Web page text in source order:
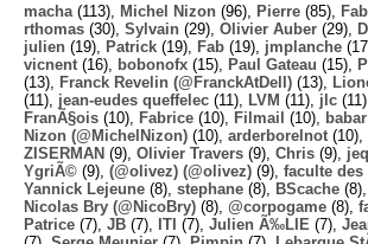
macha (113), Michel Nizon (96), Pierre (85),
rthomas (30), Sylvain (29), Olivier Auber (29),
julien (19), Patrick (19), Fab (19), jmplanche
vicnent (16), bobonofx (15), Paul Gateau (15),
(13),
Franck Revelin (@FranckAtDell) (13),
(11), jean-eudes queffelec (11), LVM (11), jlc (11),
FranÃ§ois (10), Fabrice (10), Filmail (10), babar
Nizon (@MichelNizon) (10), arderborelnot (10),
ZISERMAN (9), Olivier Travers (9), Chris (9),
YgriÃ© (9), (@olivez) (@olivez) (9), faculte des
Yannick Lejeune (8), stephane (8), BScache (8),
Nicolas Bry (@NicoBry) (8), @corpogame (8),
Patrice (7), JB (7), ITI (7), Julien Ã‰LIE (7),